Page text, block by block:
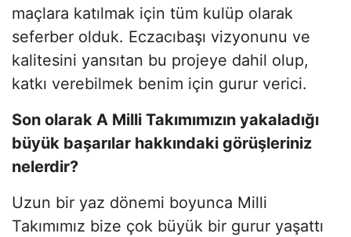
maçlara katılmak için tüm kulüp olarak
seferber olduk. Eczacıbaşı vizyonunu ve
kalitesini yansıtan bu projeye dahil olup,
katkı verebilmek benim için gurur verici.
Son olarak A Milli Takımımızın yakaladığı
büyük başarılar hakkındaki görüşleriniz
nelerdir?
Uzun bir yaz dönemi boyunca Milli
Takımımız bize çok büyük bir gurur yaşattı